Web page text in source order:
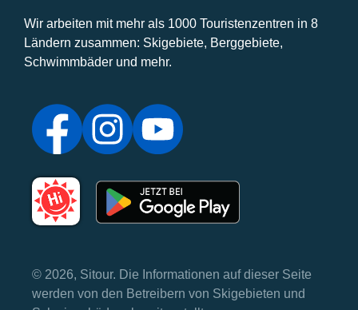
Wir arbeiten mit mehr als 1000 Touristenzentren in 8
Ländern zusammen: Skigebiete, Berggebiete,
Schwimmbäder und mehr.
© 2026, Sitour. Die Informationen auf dieser Seite
werden von den Betreibern von Skigebieten und